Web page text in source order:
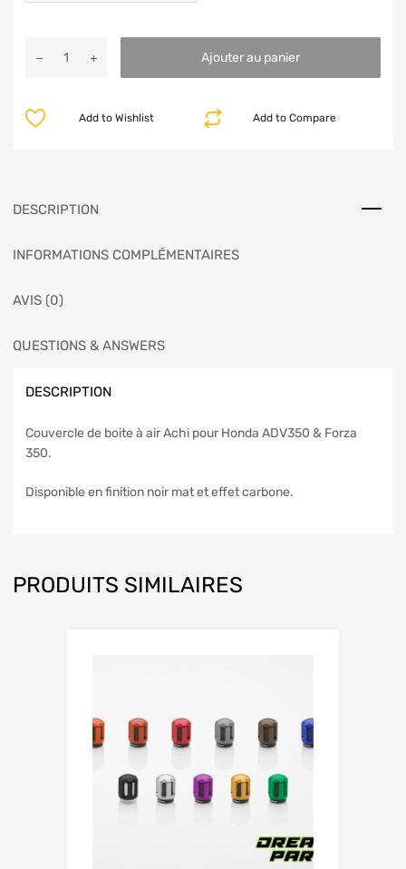
Ajouter au panier
Add to Compare
Add to Wishlist
DESCRIPTION
INFORMATIONS COMPLÉMENTAIRES
AVIS (0)
QUESTIONS & ANSWERS
DESCRIPTION
Couvercle de boite à air Achi pour Honda ADV350 & Forza
350.
Disponible en finition noir mat et effet carbone.
PRODUITS SIMILAIRES